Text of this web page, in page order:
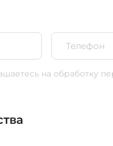
на обработку